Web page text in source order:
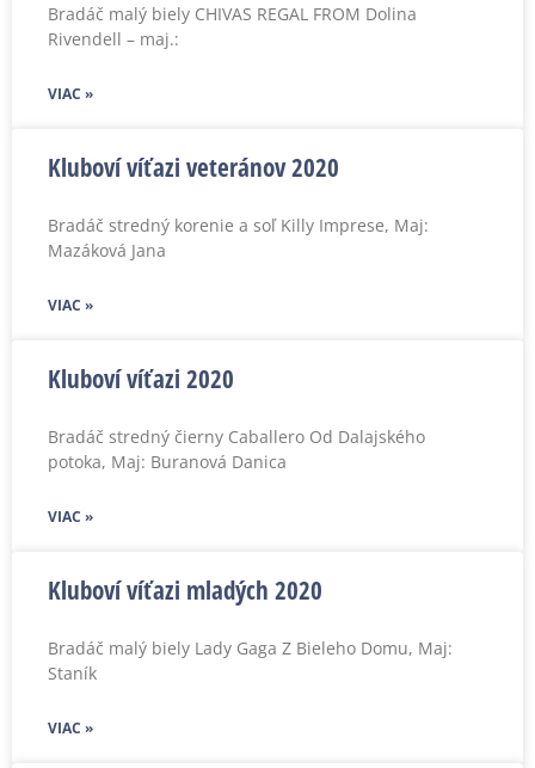
Bradáč malý biely CHIVAS REGAL FROM Dolina
Rivendell – maj.:
VIAC »
Kluboví víťazi veteránov 2020
Bradáč stredný korenie a soľ Killy Imprese, Maj:
Mazáková Jana
VIAC »
Kluboví víťazi 2020
Bradáč stredný čierny Caballero Od Dalajského
potoka, Maj: Buranová Danica
VIAC »
Kluboví víťazi mladých 2020
Bradáč malý biely Lady Gaga Z Bieleho Domu, Maj:
Staník
VIAC »